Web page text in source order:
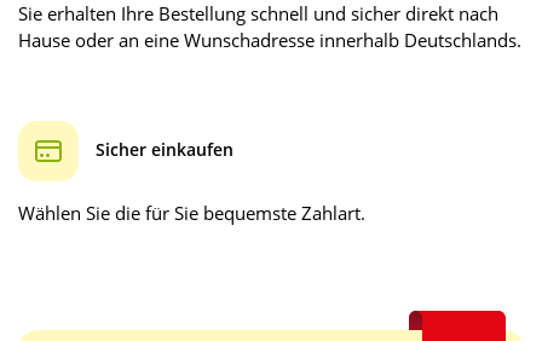
Sie erhalten Ihre Bestellung schnell und sicher direkt nach
Hause oder an eine Wunschadresse innerhalb Deutschlands.
Sicher einkaufen
Wählen Sie die für Sie bequemste Zahlart.